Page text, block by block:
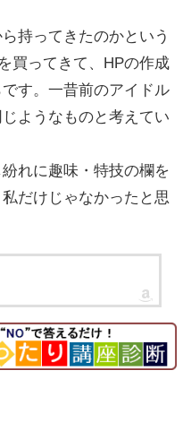
持ってきたのかという
買ってきて、HPの作成
す。一昔前のアイドル
ようなものと考えてい
れに趣味・特技の欄を
だけじゃなかったと思